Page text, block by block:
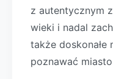
z autentycznym
wieki i nadal
także doskonałe
poznawać